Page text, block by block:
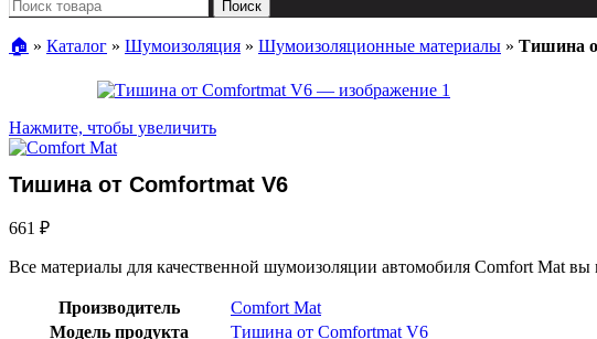
Поиск
🏠︎ » Каталог » Шумоизоляция » Шумоизоляционные материалы » Тишина
Нажмите, чтобы увеличить
Тишина от Comfortmat V6
661 ₽
Все материалы для качественной шумоизоляции автомобиля Comfort Mat
Производитель
Comfort Mat
Модель продукта
Тишина от Comfortmat V6